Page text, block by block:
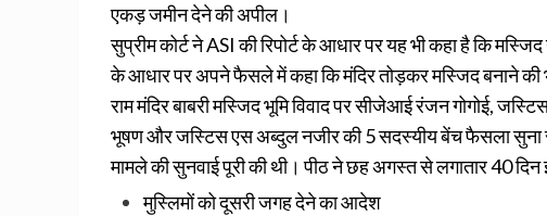
एकड़ जमीन देने की अपील।
सुप्रीम कोर्ट ने ASI की रिपोर्ट के आधार पर यह भी कहा है कि
के आधार पर अपने फैसले में कहा कि मंदिर तोड़कर मस्जिद बनाने की
राम मंदिर बाबरी मस्‍जिद भूमि विवाद पर सीजेआई रंजन गोगोई,
भूषण और जस्टिस एस अब्दुल नजीर की 5 सदस्यीय बेंच फैसला सुना
मामले की सुनवाई पूरी की थी। पीठ ने छह अगस्त से लगातार 40 दिन
मुस्‍लिमों को दूसरी जगह देने का आदेश